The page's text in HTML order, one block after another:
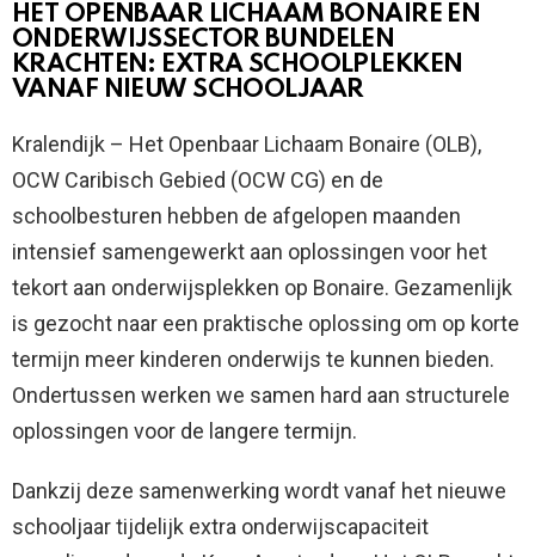
HET OPENBAAR LICHAAM BONAIRE EN
ONDERWIJSSECTOR BUNDELEN
KRACHTEN: EXTRA SCHOOLPLEKKEN
VANAF NIEUW SCHOOLJAAR
Kralendijk – Het Openbaar Lichaam Bonaire (OLB),
OCW Caribisch Gebied (OCW CG) en de
schoolbesturen hebben de afgelopen maanden
intensief samengewerkt aan oplossingen voor het
tekort aan onderwijsplekken op Bonaire. Gezamenlijk
is gezocht naar een praktische oplossing om op korte
termijn meer kinderen onderwijs te kunnen bieden.
Ondertussen werken we samen hard aan structurele
oplossingen voor de langere termijn.
Dankzij deze samenwerking wordt vanaf het nieuwe
schooljaar tijdelijk extra onderwijscapaciteit